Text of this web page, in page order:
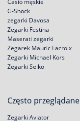
Casio męskie
G-Shock
zegarki Davosa
Zegarki Festina
Maserati zegarki
Zegarek Mauric Lacroix
Zegarki Michael Kors
Zegarki Seiko
Często przeglądane
Zegarki Aviator